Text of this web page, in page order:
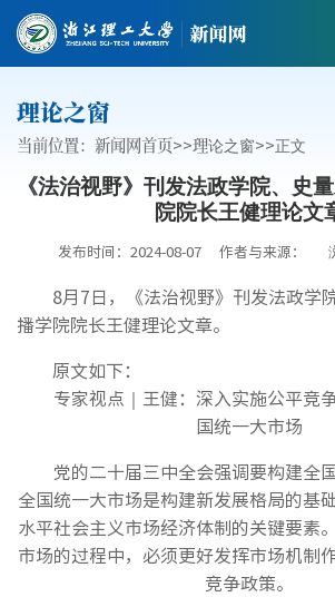
理论之窗
当前位置： 新闻网首页>>理论之窗>>正文
《法治视野》刊发法政学院、史
院院长王健理论文
发布时间：2024-08-07 作者与来源：
8月7日，《法治视野》刊发法政学
播学院院长王健理论文章。
原文如下：
专家视点｜王健：深入实施公平竞
国统一大市场
党的二十届三中全会强调要构建全
全国统一大市场是构建新发展格局的基
水平社会主义市场经济体制的关键要素
市场的过程中，必须更好发挥市场机制
竞争政策。